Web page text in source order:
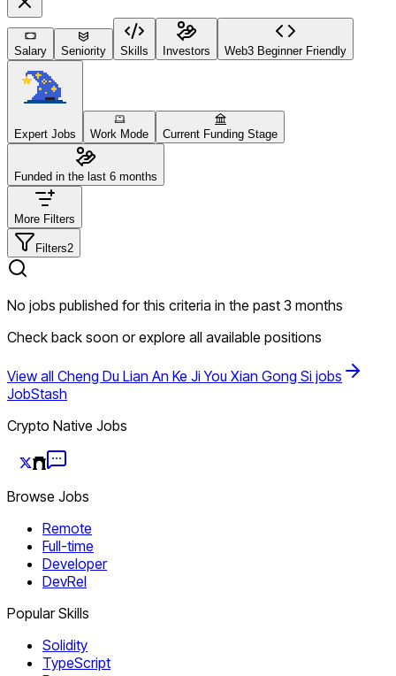
Salary Seniority Skills Investors Web3 Beginner Friendly
Expert Jobs Work Mode Current Funding Stage
Funded in the last 6 months
More Filters
Filters2
No jobs published for this criteria in the past 3 months
Check back soon or explore all available positions
View all Cheng Du Lian An Ke Ji You Xian Gong Si jobs
JobStash
Crypto Native Jobs
Browse Jobs
Remote
Full-time
Developer
DevRel
Popular Skills
Solidity
TypeScript